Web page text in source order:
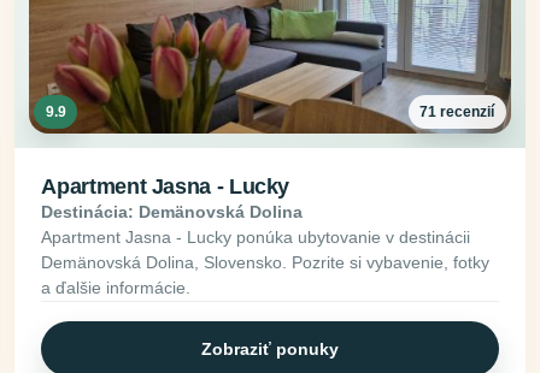
9.9 71 recenzií
Apartment Jasna - Lucky
Destinácia: Demänovská Dolina
Apartment Jasna - Lucky ponúka ubytovanie v destinácii
Demänovská Dolina, Slovensko. Pozrite si vybavenie, fotky
a ďalšie informácie.
Zobraziť ponuky